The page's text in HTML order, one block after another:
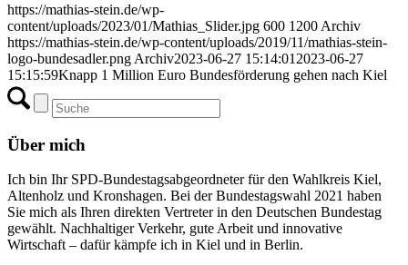
https://mathias-stein.de/wp-
content/uploads/2023/01/Mathias_Slider.jpg 600 1200 Archiv
https://mathias-stein.de/wp-content/uploads/2019/11/mathias-stein-
logo-bundesadler.png Archiv2023-06-27 15:14:01 2023-06-27
15:15:59Knapp 1 Million Euro Bundesförderung gehen nach Kiel
Über mich
Ich bin Ihr SPD-Bundestagsabgeordneter für den Wahlkreis Kiel,
Altenholz und Kronshagen. Bei der Bundestagswahl 2021 haben
Sie mich als Ihren direkten Vertreter in den Deutschen Bundestag
gewählt. Nachhaltiger Verkehr, gute Arbeit und innovative
Wirtschaft – dafür kämpfe ich in Kiel und in Berlin.